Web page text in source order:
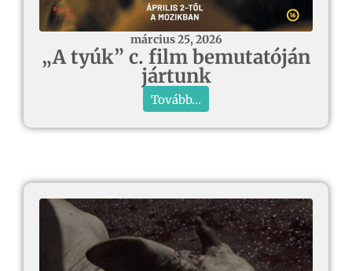
március 25, 2026
„A tyúk” c. film bemutatóján
jártunk
Tovább...